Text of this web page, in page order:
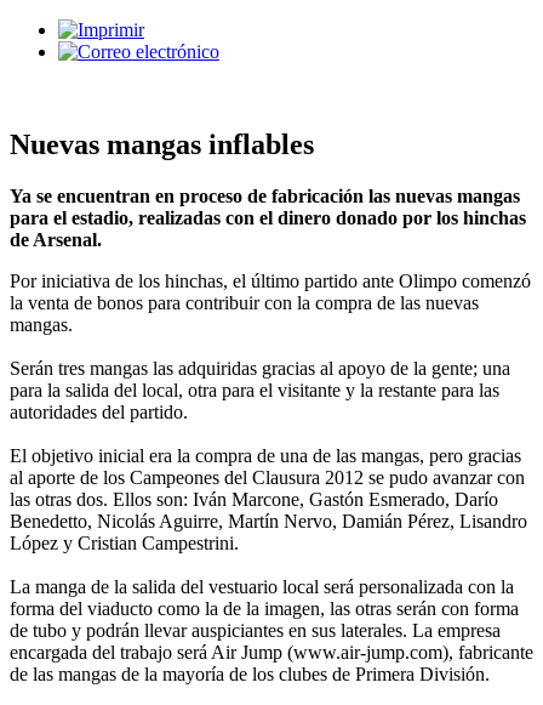
Nuevas mangas inflables
Ya se encuentran en proceso de fabricación las nuevas mangas
para el estadio, realizadas con el dinero donado por los hinchas
de Arsenal.
Por iniciativa de los hinchas, el último partido ante Olimpo comenzó
la venta de bonos para contribuir con la compra de las nuevas
mangas.
Serán tres mangas las adquiridas gracias al apoyo de la gente; una
para la salida del local, otra para el visitante y la restante para las
autoridades del partido.
El objetivo inicial era la compra de una de las mangas, pero gracias
al aporte de los Campeones del Clausura 2012 se pudo avanzar con
las otras dos. Ellos son: Iván Marcone, Gastón Esmerado, Darío
Benedetto, Nicolás Aguirre, Martín Nervo, Damián Pérez, Lisandro
López y Cristian Campestrini.
La manga de la salida del vestuario local será personalizada con la
forma del viaducto como la de la imagen, las otras serán con forma
de tubo y podrán llevar auspiciantes en sus laterales. La empresa
encargada del trabajo será Air Jump (www.air-jump.com), fabricante
de las mangas de la mayoría de los clubes de Primera División.